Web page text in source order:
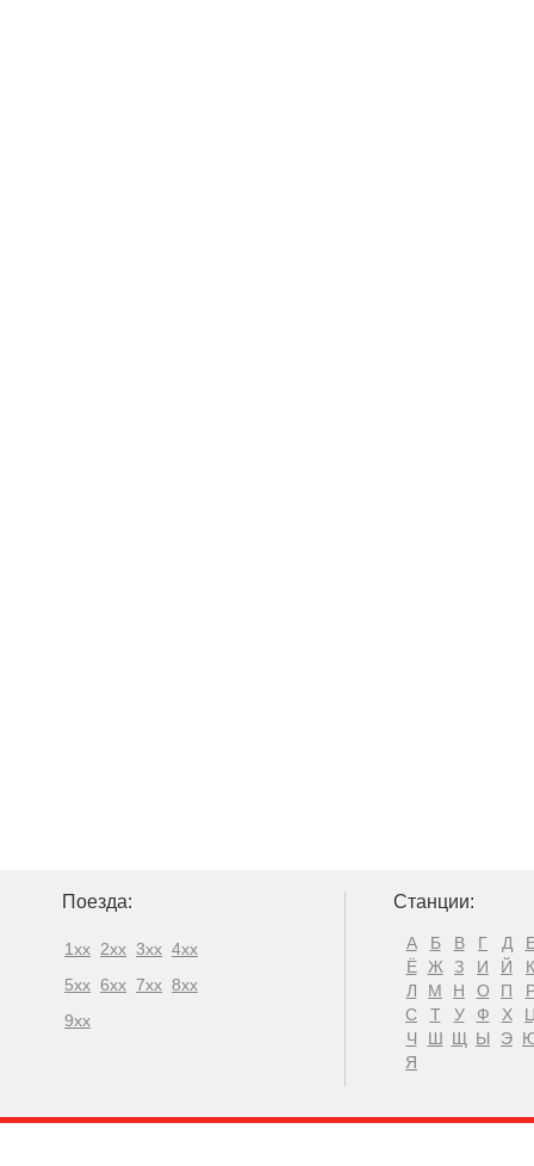
Поезда:
1xx 2xx 3xx 4xx
5xx 6xx 7xx 8xx
9xx
Станции:
А Б В Г Д
Ё
Ж З И Й
К
Л
М Н О П
С
Т У Ф Х
Ч
Ш Щ Ы Э
Я